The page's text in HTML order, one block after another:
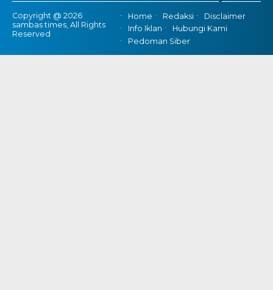
Copyright @ 2026
sambas times, All Rights
Reserved
Home Redaksi
Disclaimer
Info Iklan
Hubungi Kami
Pedoman Siber